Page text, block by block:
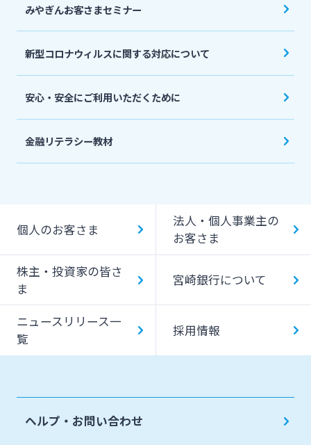
みやぎんお客さまセミナー
新型コロナウィルスに関する対応について
安心・安全にご利用いただくために
金融リテラシー教材
個人のお客さま
法人・個人事業主の
お客さま
株主・投資家の皆さ
ま
宮崎銀行について
ニュースリリース一
覧
採用情報
ヘルプ・お問い合わせ